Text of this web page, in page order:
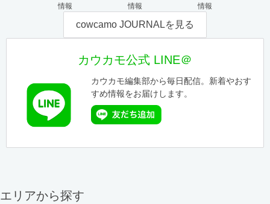
情報
情報
情報
cowcamo JOURNALを見る
カウカモ公式 LINE＠
カウカモ編集部から毎日配信。新着やおす
すめ情報をお届けします。
エリアから探す